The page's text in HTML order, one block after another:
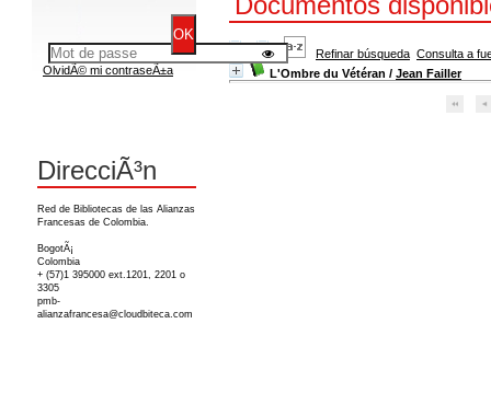
Refinar búsqueda Consulta a
L'Ombre du Vétéran / Jean Failler
OlvidÃ© mi contraseÃ±a
DirecciÃ³n
Red de Bibliotecas de las Alianzas
Francesas de Colombia.
BogotÃ¡
Colombia
+ (57)1 395000 ext.1201, 2201 o
3305
pmb-
alianzafrancesa@cloudbiteca.com